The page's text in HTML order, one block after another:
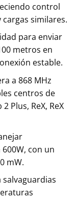
control
similares.
para enviar
metros en
estable.
a 868 MHz
centros de
Plus, ReX, ReX
con un
mW.